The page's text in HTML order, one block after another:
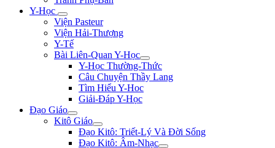
Y-Học
Viện Pasteur
Viện Hải-Thượng
Y-Tế
Bài Liên-Quan Y-Học
Y-Học Thường-Thức
Câu Chuyện Thầy Lang
Tìm Hiểu Y-Hoc
Giải-Đáp Y-Học
Đạo Giáo
Kitô Giáo
Đạo Kitô: Triết-Lý Và Đời Sống
Đạo Kitô: Âm-Nhạc